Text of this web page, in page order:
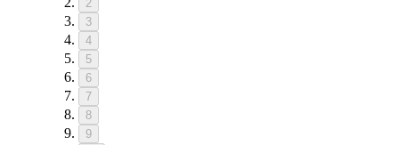
2
3
4
5
6
7
8
9